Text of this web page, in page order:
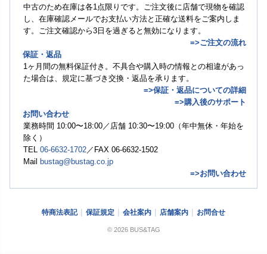
中古のため在庫は各1点限りです。ご注文後に店舗で現物を確認
し、在庫確認メールでお支払い方法と正確な送料をご案内しま
す。ご注文確認から3日を過ぎると無効になります。
=>ご注文の流れ
保証・返品
1ヶ月間の無料保証付き。不具合や購入時の情報との相違があっ
た場合は、規定に基づき交換・返品を承ります。
=>保証・返品についての詳細
=>購入後のサポート
お問い合わせ
業務時間 10:00〜18:00／店舗 10:30〜19:00（年中無休・年始を
除く）
TEL 06-6632-1702 ／FAX 06-6632-1502
Mail bustag@bustag.co.jp
=>お問い合わせ
特商法表記 保証規定 会社案内 店舗案内 お問合せ
© 2026 BUS&TAG